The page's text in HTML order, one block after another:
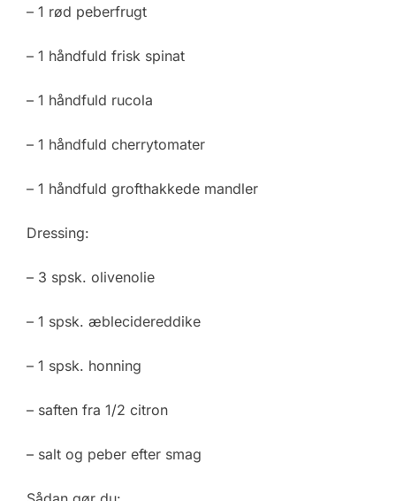
– 1 rød peberfrugt
– 1 håndfuld frisk spinat
– 1 håndfuld rucola
– 1 håndfuld cherrytomater
– 1 håndfuld grofthakkede mandler
Dressing:
– 3 spsk. olivenolie
– 1 spsk. æblecidereddike
– 1 spsk. honning
– saften fra 1/2 citron
– salt og peber efter smag